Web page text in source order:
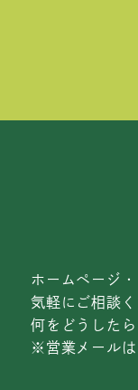
ホームページ
気軽にご相談
何をどうした
※営業メールは